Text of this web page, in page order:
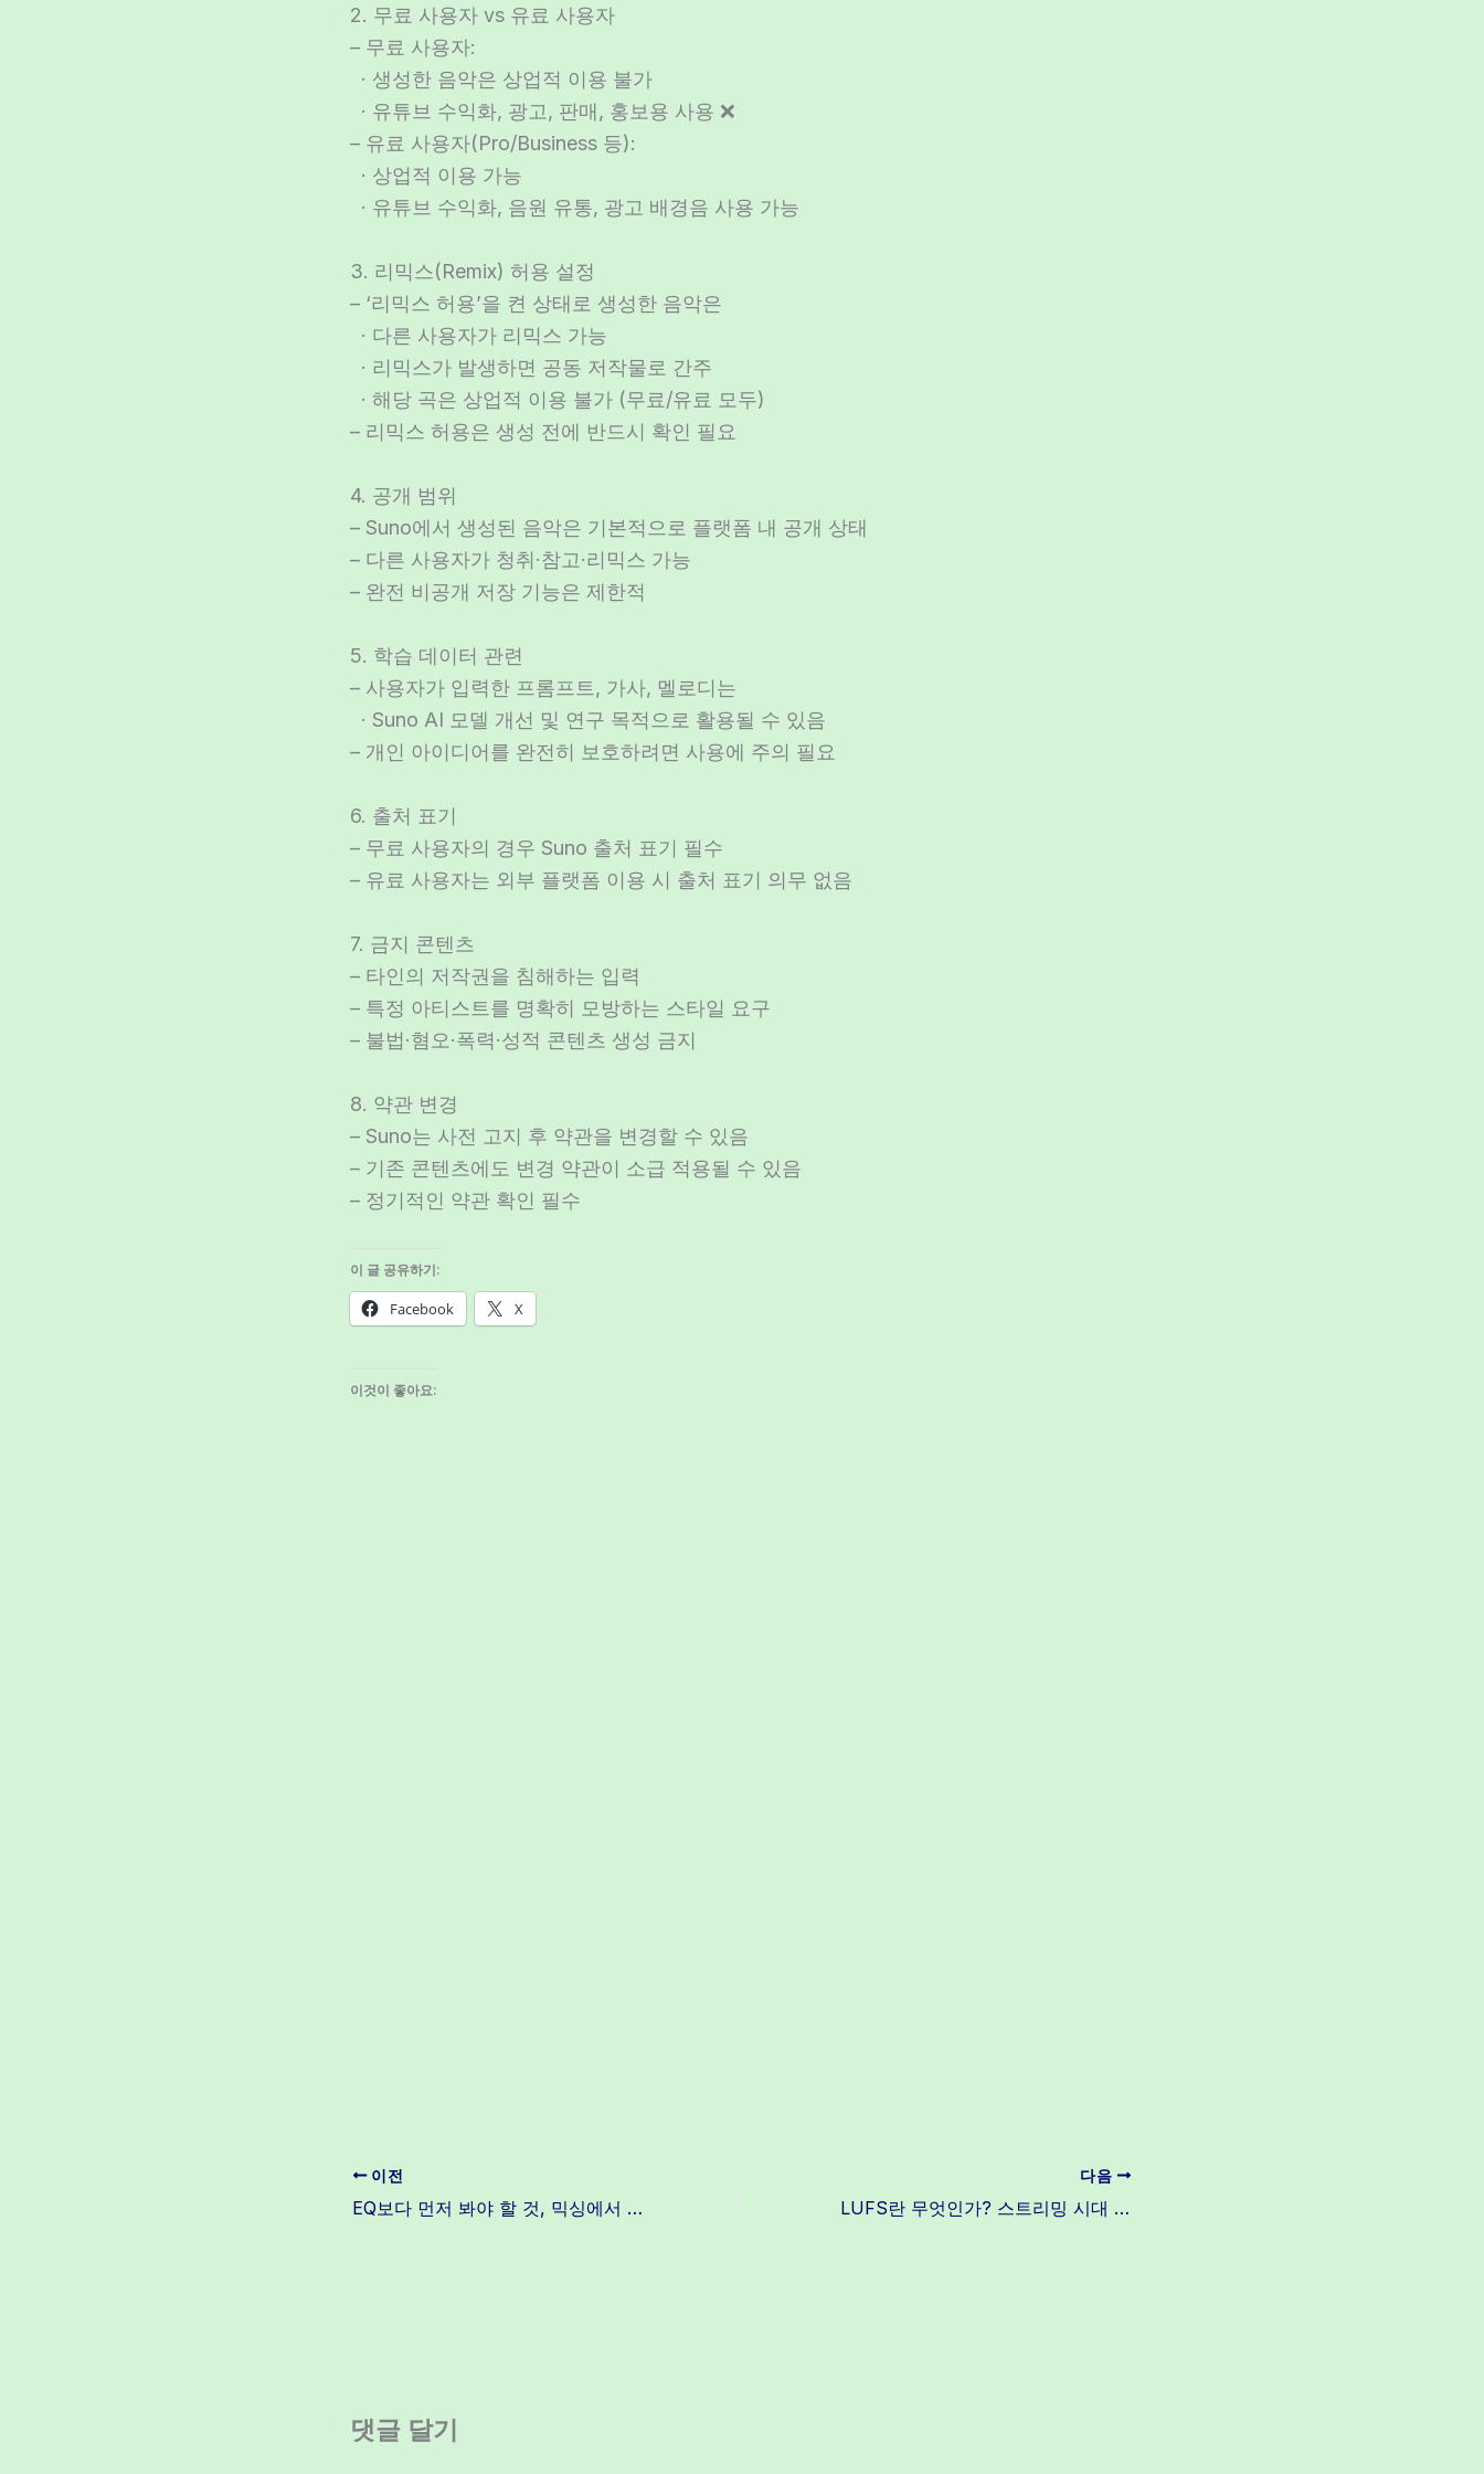
2. 무료 사용자 vs 유료 사용자
– 무료 사용자:
· 생성한 음악은 상업적 이용 불가
· 유튜브 수익화, 광고, 판매, 홍보용 사용 ❌
– 유료 사용자(Pro/Business 등):
· 상업적 이용 가능
· 유튜브 수익화, 음원 유통, 광고 배경음 사용 가능
3. 리믹스(Remix) 허용 설정
– ‘리믹스 허용’을 켠 상태로 생성한 음악은
· 다른 사용자가 리믹스 가능
· 리믹스가 발생하면 공동 저작물로 간주
· 해당 곡은 상업적 이용 불가 (무료/유료 모두)
– 리믹스 허용은 생성 전에 반드시 확인 필요
4. 공개 범위
– Suno에서 생성된 음악은 기본적으로 플랫폼 내 공개 상태
– 다른 사용자가 청취·참고·리믹스 가능
– 완전 비공개 저장 기능은 제한적
5. 학습 데이터 관련
– 사용자가 입력한 프롬프트, 가사, 멜로디는
· Suno AI 모델 개선 및 연구 목적으로 활용될 수 있음
– 개인 아이디어를 완전히 보호하려면 사용에 주의 필요
6. 출처 표기
– 무료 사용자의 경우 Suno 출처 표기 필수
– 유료 사용자는 외부 플랫폼 이용 시 출처 표기 의무 없음
7. 금지 콘텐츠
– 타인의 저작권을 침해하는 입력
– 특정 아티스트를 명확히 모방하는 스타일 요구
– 불법·혐오·폭력·성적 콘텐츠 생성 금지
8. 약관 변경
– Suno는 사전 고지 후 약관을 변경할 수 있음
– 기존 콘텐츠에도 변경 약관이 소급 적용될 수 있음
– 정기적인 약관 확인 필수
이 글 공유하기:
Facebook X
이것이 좋아요:
이전
EQ보다 먼저 봐야 할 것, 믹싱에서 위상이 중요한 이유
다음
LUFS란 무엇인가? 스트리밍 시대 음압의 새로운 기준
댓글 달기